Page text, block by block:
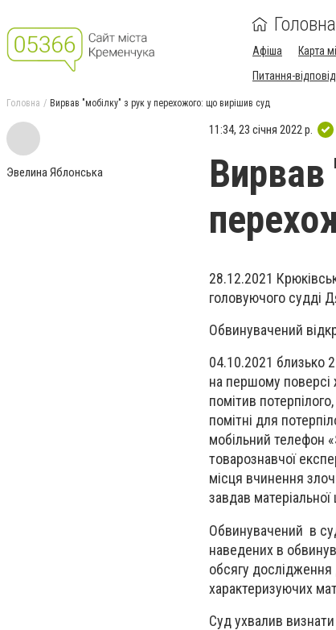
Головна
Афіша Карта
Питання-
Головна Вирвав "мобілку" з рук у перехожого: що вирішив суд
Эвелина Яблонська
11:34, 23 січня 2022 р.
Вирвав
28.12.2021
головуючого судді
Обвинувачений
04.10.2021 близько
на першому поверсі
помітив
помітні для
мобільний телефон
товарознавчої
місця вчинення
завдав
Обвинувачений в
наведених в
обсягу
характеризуючих
Суд ухвалив